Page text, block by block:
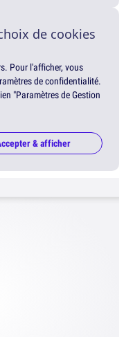
de cookies
Pour l'afficher, vous
de confidentialité.
"Paramètres de Gestion
& afficher